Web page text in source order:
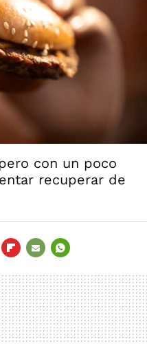
con un poco
recuperar de
MAIL